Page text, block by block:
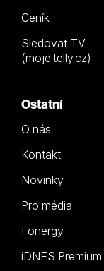
Ceník
Sledovat TV
(moje.telly.cz)
Ostatní
O nás
Kontakt
Novinky
Pro média
Fonergy
iDNES Premium